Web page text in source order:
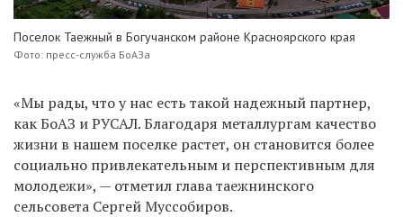
Поселок Таежный в Богучанском районе Красноярского края
Фото: пресс-служба БоАЗа
«Мы рады, что у нас есть такой надежный партнер,
как БоАЗ и РУСАЛ. Благодаря металлургам качество
жизни в нашем поселке растет, он становится более
социально привлекательным и перспективным для
молодежи», — отметил глава таежнинского
сельсовета Сергей Муссобиров.